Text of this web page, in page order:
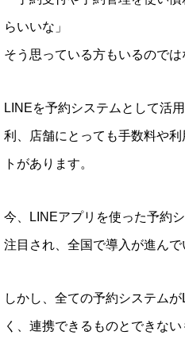
らいいな」
そう思っている方もいるのでは
LINEを予約システムとして活
利、店舗にとっても手数料や
トがあります。
今、LINEアプリを使った予約
注目され、全国で導入が進んで
しかし、全ての予約システム
く、連携できるものとできな